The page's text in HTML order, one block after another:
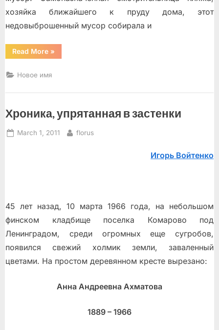
хозяйка ближайшего к пруду дома, этот
недовыброшенный мусор собирала и
Read More“Жизнь
и
рыб”
»
Новое имя
Хроника, упрятанная в застенки
Posted
March 1, 2011 By
florus
Игорь Войтенко
45 лет назад, 10 марта 1966 года, на небольшом
финском кладбище поселка Комарово под
Ленинградом, среди огромных еще сугробов,
появился свежий холмик земли, заваленный
цветами. На простом деревянном кресте вырезано:
Анна Андреевна Ахматова
1889 – 1966